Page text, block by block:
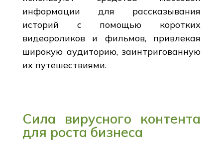
информации для рассказывания
историй с помощью коротких
видеороликов и фильмов, привлекая
широкую аудиторию, заинтригованную
их путешествиями.
Сила вирусного контента
для роста бизнеса